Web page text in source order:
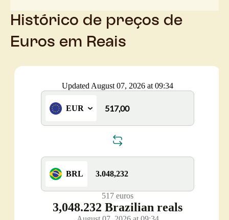
Histórico de preços de
Euros em Reais